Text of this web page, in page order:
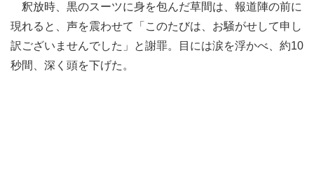
釈放時、黒のスーツに身を包んだ草間は、報道陣の前に
現れると、声を震わせて「このたびは、お騒がせして申し
訳ございませんでした」と謝罪。目には涙を浮かべ、約10
秒間、深く頭を下げた。